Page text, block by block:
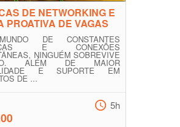
DE NETWORKING E
PROATIVA DE VAGAS
DE CONSTANTES
E CONEXÕES
NINGUÉM SOBREVIVE
ALÉM DE MAIOR
E SUPORTE EM
DE ...
5h